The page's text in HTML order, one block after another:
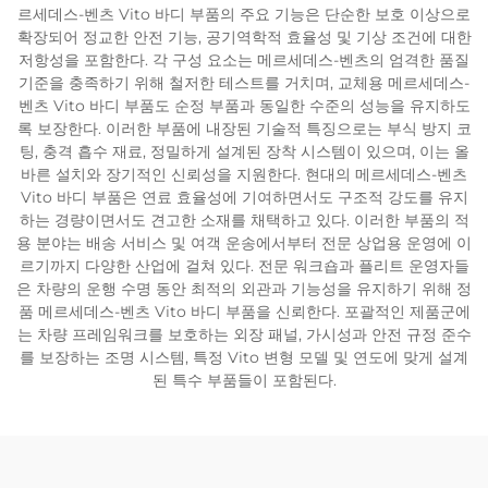
르세데스-벤츠 Vito 바디 부품의 주요 기능은 단순한 보호 이상으로
확장되어 정교한 안전 기능, 공기역학적 효율성 및 기상 조건에 대한
저항성을 포함한다. 각 구성 요소는 메르세데스-벤츠의 엄격한 품질
기준을 충족하기 위해 철저한 테스트를 거치며, 교체용 메르세데스-
벤츠 Vito 바디 부품도 순정 부품과 동일한 수준의 성능을 유지하도
록 보장한다. 이러한 부품에 내장된 기술적 특징으로는 부식 방지 코
팅, 충격 흡수 재료, 정밀하게 설계된 장착 시스템이 있으며, 이는 올
바른 설치와 장기적인 신뢰성을 지원한다. 현대의 메르세데스-벤츠
Vito 바디 부품은 연료 효율성에 기여하면서도 구조적 강도를 유지
하는 경량이면서도 견고한 소재를 채택하고 있다. 이러한 부품의 적
용 분야는 배송 서비스 및 여객 운송에서부터 전문 상업용 운영에 이
르기까지 다양한 산업에 걸쳐 있다. 전문 워크숍과 플리트 운영자들
은 차량의 운행 수명 동안 최적의 외관과 기능성을 유지하기 위해 정
품 메르세데스-벤츠 Vito 바디 부품을 신뢰한다. 포괄적인 제품군에
는 차량 프레임워크를 보호하는 외장 패널, 가시성과 안전 규정 준수
를 보장하는 조명 시스템, 특정 Vito 변형 모델 및 연도에 맞게 설계
된 특수 부품들이 포함된다.